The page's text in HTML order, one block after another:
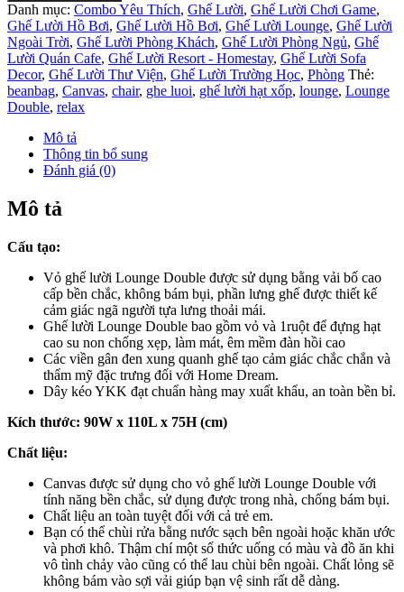
Danh mục: Combo Yêu Thích, Ghế Lười, Ghế Lười Chơi Game,
Ghế Lười Hồ Bơi, Ghế Lười Hồ Bơi, Ghế Lười Lounge, Ghế Lười
Ngoài Trời, Ghế Lười Phòng Khách, Ghế Lười Phòng Ngủ, Ghế
Lười Quán Cafe, Ghế Lười Resort - Homestay, Ghế Lười Sofa
Decor, Ghế Lười Thư Viện, Ghế Lười Trường Học, Phòng Thẻ:
beanbag, Canvas, chair, ghe luoi, ghế lười hạt xốp, lounge, Lounge
Double, relax
Mô tả
Thông tin bổ sung
Đánh giá (0)
Mô tả
Cấu tạo:
Vỏ ghế lười Lounge Double được sử dụng bằng vải bố cao
cấp bền chắc, không bám bụi, phần lưng ghế được thiết kế
cảm giác ngã người tựa lưng thoải mái.
Ghế lười Lounge Double bao gồm vỏ và 1ruột để đựng hạt
cao su non chống xẹp, làm mát, êm mềm đàn hồi cao
Các viền gân đen xung quanh ghế tạo cảm giác chắc chắn và
thẩm mỹ đặc trưng đối với Home Dream.
Dây kéo YKK đạt chuẩn hàng may xuất khẩu, an toàn bền bỉ.
Kích thước: 90W x 110L x 75H (cm)
Chất liệu:
Canvas được sử dụng cho vỏ ghế lười Lounge Double với
tính năng bền chắc, sử dụng được trong nhà, chống bám bụi.
Chất liệu an toàn tuyệt đối với cả trẻ em.
Bạn có thể chùi rửa bằng nước sạch bên ngoài hoặc khăn ước
và phơi khô. Thậm chí một số thức uống có màu và đồ ăn khi
vô tình chảy vào cũng có thể lau chùi bên ngoài. Chất lỏng sẽ
không bám vào sợi vải giúp bạn vệ sinh rất dễ dàng.